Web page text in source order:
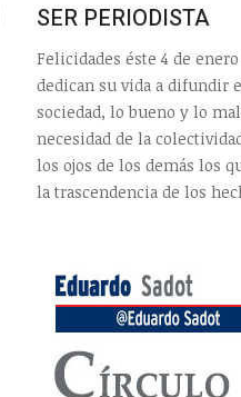
SER PERIODISTA
Felicidades éste 4 de
dedican su vida a difundir
sociedad, lo bueno y lo
necesidad de la
los ojos de los demás los
la trascendencia de los